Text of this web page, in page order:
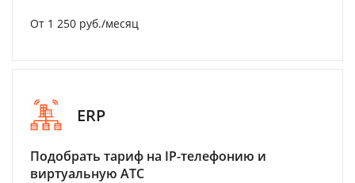
От 1 250 руб./месяц
ERP
Подобрать тариф на IP-телефонию и
виртуальную АТС